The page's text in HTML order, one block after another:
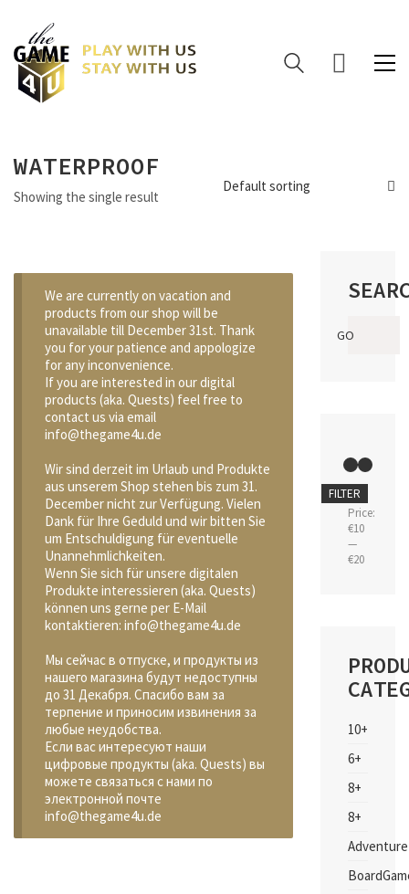
WATERPROOF
Showing the single result
Default sorting
We are currently on vacation and
products from our shop will be
unavailable till December 31st. Thank
you for your patience and appologize
for any inconvenience.
If you are interested in our digital
products (aka. Quests) feel free to
contact us via email
info@thegame4u.de
Wir sind derzeit im Urlaub und Produkte
aus unserem Shop stehen bis zum 31.
December nicht zur Verfügung. Vielen
Dank für Ihre Geduld und wir bitten Sie
um Entschuldigung für eventuelle
Unannehmlichkeiten.
Wenn Sie sich für unsere digitalen
Produkte interessieren (aka. Quests)
können uns gerne per E-Mail
kontaktieren: info@thegame4u.de
Мы сейчас в отпуске, и продукты из
нашего магазина будут недоступны
до 31 Декабря. Спасибо вам за
терпение и приносим извинения за
любые неудобства.
Если вас интересуют наши
цифровые продукты (aka. Quests) вы
можете связаться с нами по
электронной почте
info@thegame4u.de
for:
GO
Min
price
Max
price
FILTER
Price:
€10
—
€20
10+
6+
8+
8+
Adventure